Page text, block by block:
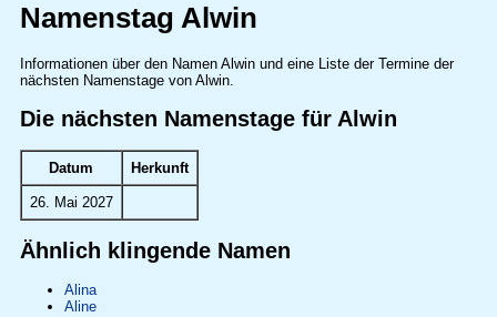
Namenstag Alwin
Informationen über den Namen Alwin und eine Liste der Termine der
nächsten Namenstage von Alwin.
Die nächsten Namenstage für Alwin
Datum Herkunft
26. Mai 2027
Ähnlich klingende Namen
Alina
Aline